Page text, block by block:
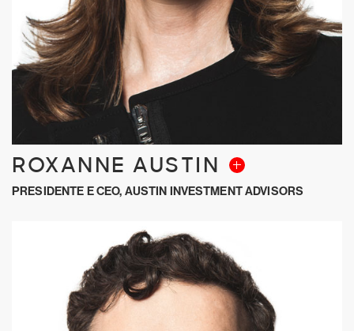
ROXANNE AUSTIN
PRESIDENTE E CEO, AUSTIN INVESTMENT ADVISORS